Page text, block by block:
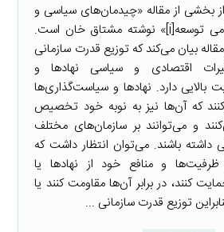
بخشی از مقاله «چیدمان‌های سیاسی و
حاکمیت نهادهای حامی توسعه[i]» نوشته مشتاق خان است.
بیان می‌کند که توزیع قدرت سازمانی
اقتصادی و سیاسی نهادها و
بالایی دارد. نهادها و سیاست‌گذاری‌ها
که آن‌ها نیز به نوبه خود تخصیص
و می‌توانند بر سازمان‌های مختلف
داشته باشند. می‌توان انتظار داشت که
و منافع خود از نهادها یا
کنند، در برابر آن‌ها مقاومت کنند یا
توزیع قدرت سازمانی ...